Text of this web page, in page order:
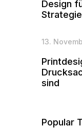
Design
13.
sind
Popular